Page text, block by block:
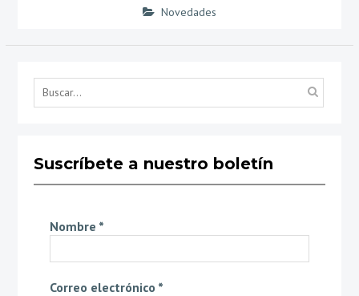
Novedades
Suscríbete a nuestro boletín
Nombre *
Correo electrónico *